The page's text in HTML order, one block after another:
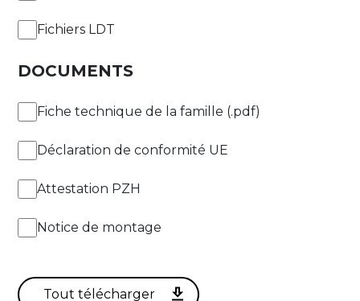
7fT
8fT
9fT
10fT
11fT
13fT
Connector T
Connector Y
Connector X
Fichiers LDT
DOCUMENTS
Fiche technique de la famille (.pdf)
Déclaration de conformité UE
Attestation PZH
Notice de montage